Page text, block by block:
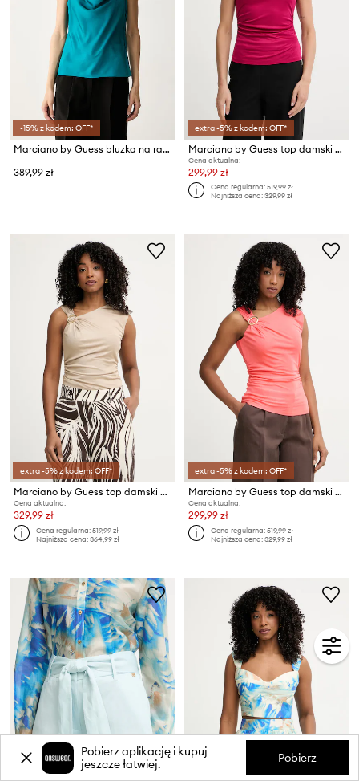
-15% z kodem: OFF*
Marciano by Guess bluzka na ramiączkach damska ROMA
389,99 zł
extra -5% z kodem: OFF*
Marciano by Guess top damski z wiskozy INES
Cena aktualna:
299,99 zł
Cena regularna:519,99 zł
Najniższa cena:329,99 zł
extra -5% z kodem: OFF*
Marciano by Guess top damski z wiskozy INES
Cena aktualna:
329,99 zł
Cena regularna:519,99 zł
Najniższa cena:364,99 zł
extra -5% z kodem: OFF*
Marciano by Guess top damski z wiskozy INES
Cena aktualna:
299,99 zł
Cena regularna:519,99 zł
Najniższa cena:329,99 zł
Pobierz aplikację i kupuj
jeszcze łatwiej.
Pobierz